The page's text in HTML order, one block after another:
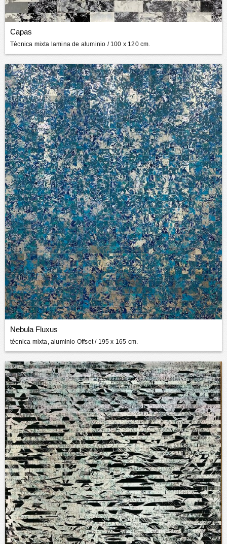
Capas
Técnica mixta lamina de aluminio / 100 x 120 cm.
Nebula Fluxus
técnica mixta, aluminio Offset/ 195 x 165 cm.